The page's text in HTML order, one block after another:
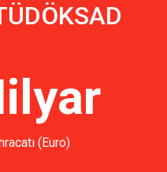
(Euro)